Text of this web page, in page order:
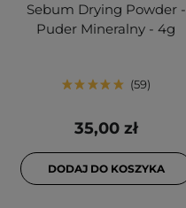
Sebum Drying Powder -
Puder Mineralny - 4g
59
35,00 zł
DODAJ DO KOSZYKA